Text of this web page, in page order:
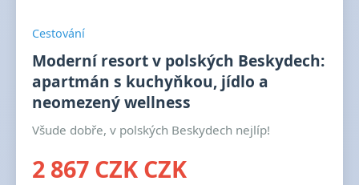
Cestování
Moderní resort v polských Beskydech:
apartmán s kuchyňkou, jídlo a
neomezený wellness
Všude dobře, v polských Beskydech nejlíp!
2 867 CZK CZK